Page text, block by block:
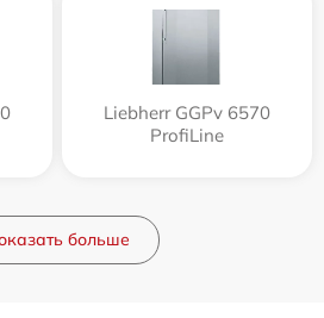
Liebherr GGPv 6570
ProfiLine
больше